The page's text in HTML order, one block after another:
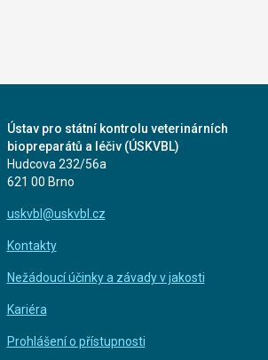
Ústav pro státní kontrolu veterinárních
biopreparátů a léčiv (ÚSKVBL)
Hudcova 232/56a
621 00 Brno
uskvbl@uskvbl.cz
Kontakty
Nežádoucí účinky a závady v jakosti
Kariéra
Prohlášení o přístupnosti